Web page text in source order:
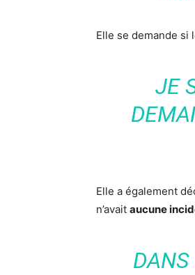
Elle se demande si
JE
Elle a également
n’avait aucune
DANS